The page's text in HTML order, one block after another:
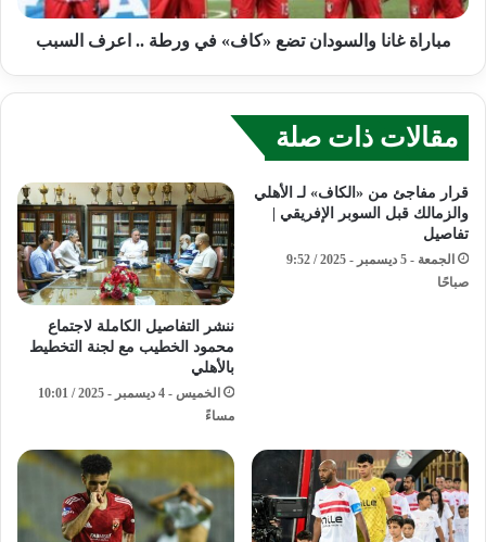
مباراة غانا والسودان تضع «كاف» في ورطة .. اعرف السبب
مقالات ذات صلة
قرار مفاجئ من «الكاف» لـ الأهلي
والزمالك قبل السوبر الإفريقي |
تفاصيل
الجمعة - 5 ديسمبر - 2025 / 9:52
صباحًا
ننشر التفاصيل الكاملة لاجتماع
محمود الخطيب مع لجنة التخطيط
بالأهلي
الخميس - 4 ديسمبر - 2025 / 10:01
مساءً